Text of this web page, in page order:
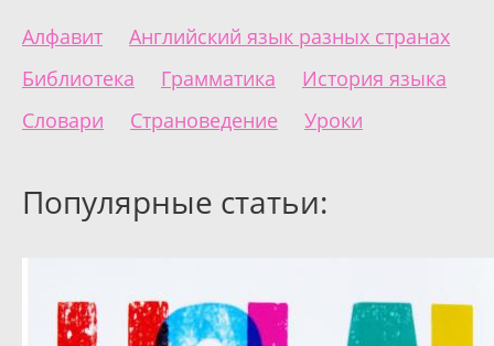
Алфавит
Английский язык разных странах
Библиотека
Грамматика
История языка
Словари
Страноведение Уроки
Популярные статьи: